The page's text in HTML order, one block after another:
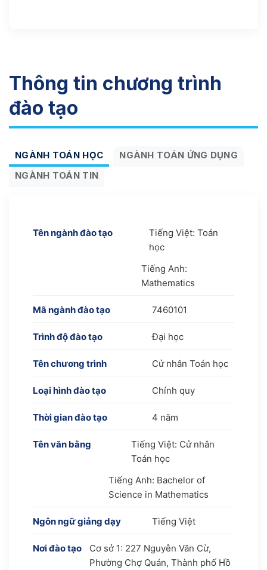
Thông tin chương trình
đào tạo
NGÀNH TOÁN HỌC
NGÀNH TOÁN ỨNG DỤNG
NGÀNH TOÁN TIN
Tên ngành đào tạo
Tiếng Việt: Toán
học
Tiếng Anh:
Mathematics
Mã ngành đào tạo 7460101
Trình độ đào tạo Đại học
Tên chương trình Cử nhân Toán học
Loại hình đào tạo Chính quy
Thời gian đào tạo 4 năm
Tên văn bằng
Tiếng Việt: Cử nhân
Toán học
Tiếng Anh: Bachelor of
Science in Mathematics
Ngôn ngữ giảng dạy Tiếng Việt
Nơi đào tạo
Cơ sở 1: 227 Nguyễn Văn Cừ,
Phường Chợ Quán, Thành phố Hồ